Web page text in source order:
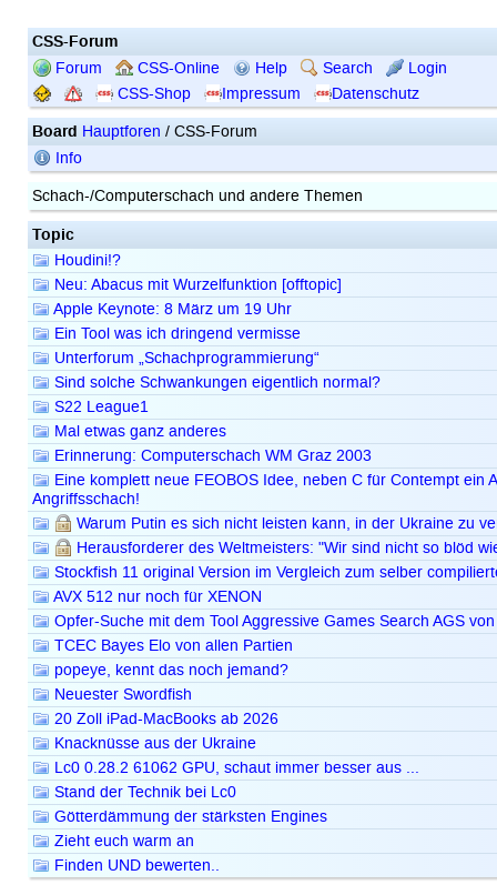
CSS-Forum
Forum CSS-Online Help Search
Login
CSS-Shop
Impressum Datenschutz
Board Hauptforen / CSS-Forum
Info
Schach-/Computerschach und andere Themen
Topic
Houdini!?
Neu: Abacus mit Wurzelfunktion [offtopic]
Apple Keynote: 8 März um 19 Uhr
Ein Tool was ich dringend vermisse
Unterforum „Schachprogrammierung“
Sind solche Schwankungen eigentlich normal?
S22 League1
Mal etwas ganz anderes
Erinnerung: Computerschach WM Graz 2003
Eine komplett neue FEOBOS Idee, neben C für Contempt ein
Angriffsschach!
Warum Putin es sich nicht leisten kann, in der Ukraine zu
Herausforderer des Weltmeisters: "Wir sind nicht so blöd
Stockfish 11 original Version im Vergleich zum selber
AVX 512 nur noch für XENON
Opfer-Suche mit dem Tool Aggressive Games Search AGS
TCEC Bayes Elo von allen Partien
popeye, kennt das noch jemand?
Neuester Swordfish
20 Zoll iPad-MacBooks ab 2026
Knacknüsse aus der Ukraine
Lc0 0.28.2 61062 GPU, schaut immer besser aus ...
Stand der Technik bei Lc0
Götterdämmung der stärksten Engines
Zieht euch warm an
Finden UND bewerten..